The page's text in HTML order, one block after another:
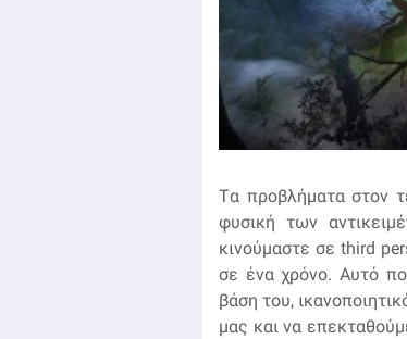
Tα προβλήματα στον
φυσική των
κινούμαστε σε third
σε ένα χρόνο. Αυτό
βάση του,
μας και να